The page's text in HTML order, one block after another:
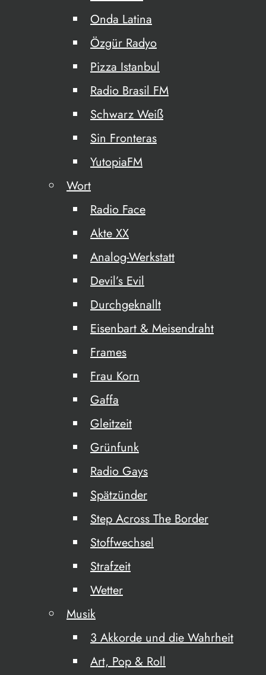
Onda Latina
Özgür Radyo
Pizza Istanbul
Radio Brasil FM
Schwarz Weiß
Sin Fronteras
YutopiaFM
Wort
Radio Face
Akte XX
Analog-Werkstatt
Devil’s Evil
Durchgeknallt
Eisenbart & Meisendraht
Frames
Frau Korn
Gaffa
Gleitzeit
Grünfunk
Radio Gays
Spätzünder
Step Across The Border
Stoffwechsel
Strafzeit
Wetter
Musik
3 Akkorde und die Wahrheit
Art, Pop & Roll